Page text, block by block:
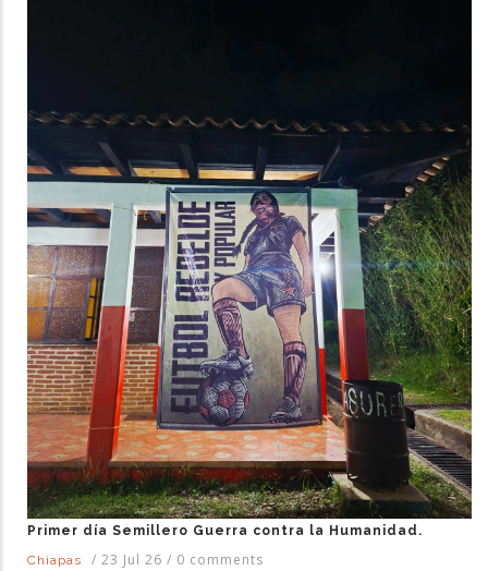
Primer día Semillero Guerra contra la Humanidad.
Chiapas
/ 23 Jul 26 / 0 comments